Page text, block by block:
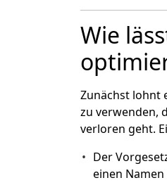
Wie
Zunächst lohnt
zu verwenden,
verloren geht.
Der
einen